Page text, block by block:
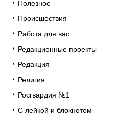
Полезное
Происшествия
Работа для вас
Редакционные проекты
Редакция
Религия
Росгвардия №1
С лейкой и блокнотом